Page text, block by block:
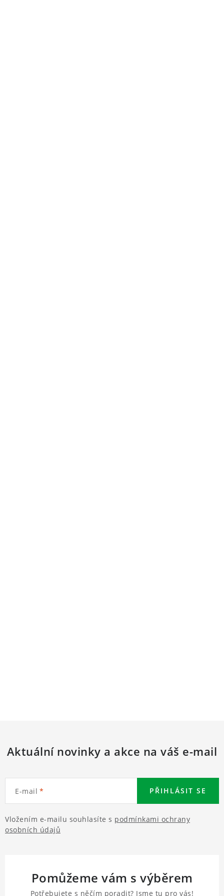
Aktuální novinky a akce na váš e-mail
E-mail
Vložením e-mailu souhlasíte s podmínkami ochrany
osobních údajů
PŘIHLÁSIT SE
Pomůžeme vám s výběrem
Potřebujete s něčím poradit? Jsme tu pro vás!